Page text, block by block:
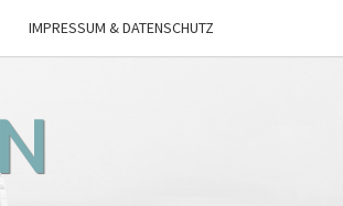
IMPRESSUM & DATENSCHUTZ